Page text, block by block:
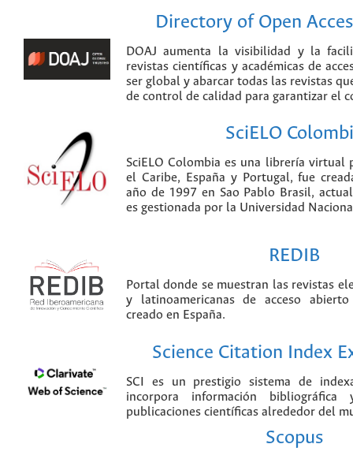
Directory of Open
DOAJ aumenta la visibilidad y la
revistas científicas y académicas de
ser global y abarcar todas las revistas
de control de calidad para garantizar el
SciELO
SciELO Colombia es una librería virtual
el Caribe, España y Portugal, fue
año de 1997 en Sao Pablo Brasil,
es gestionada por la Universidad
REDIB
Portal donde se muestran las revistas
y latinoamericanas de acceso
creado en España.
Science Citation Index
SCI es un prestigio sistema de
incorpora información
publicaciones científicas alrededor del
Scopus